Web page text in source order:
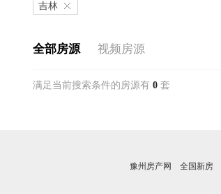
吉林
全部房源 视频房源
满足当前搜索条件的房源有 0 套
豫州房产网
全国新房